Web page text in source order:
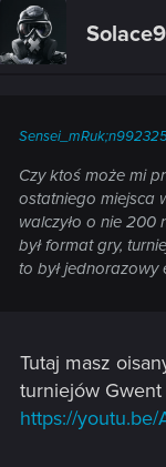
Czy ktoś może mi
ostatniego miejsca
walczyło o nie 200
był format gry,
to był jednorazowy
Tutaj masz
turniejów Gwent
https://youtu.be/